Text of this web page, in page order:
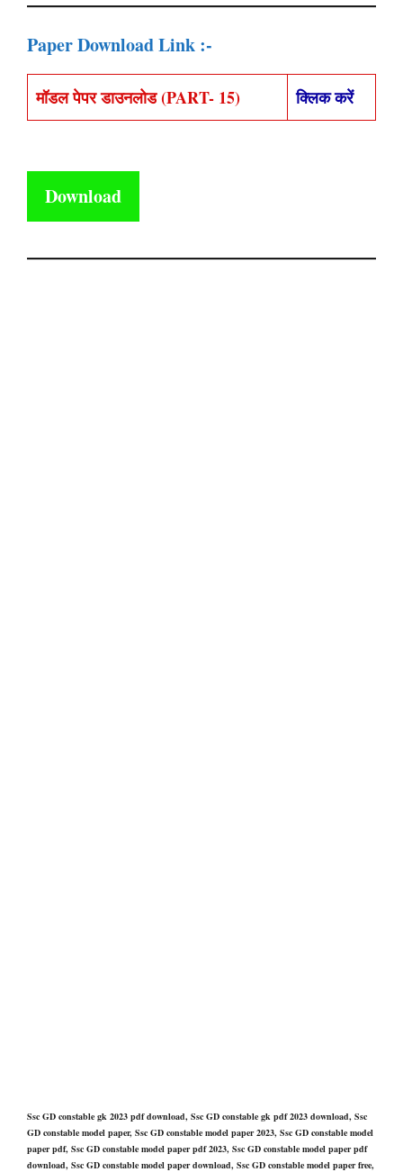
Paper Download Link :-
मॉडल पेपर डाउनलोड (PART- 15) क्लिक करें
Download
Ssc GD constable gk 2023 pdf download, Ssc GD constable gk pdf 2023 download, Ssc
GD constable model paper, Ssc GD constable model paper 2023, Ssc GD constable model
paper pdf, Ssc GD constable model paper pdf 2023, Ssc GD constable model paper pdf
download, Ssc GD constable model paper download, Ssc GD constable model paper free,